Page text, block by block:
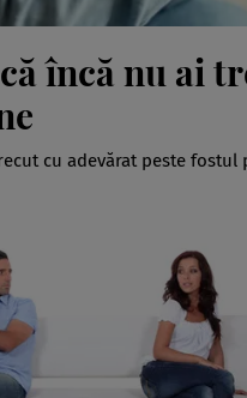
că încă nu ai
cu adevărat peste